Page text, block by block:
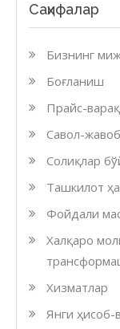
Саҳифалар
Бизнинг
Боғланиш
Прайс-
Савол-
Солиқлар
Ташкилот
Фойдали
Халқаро
Хизматлар
Янги ҳисоб-